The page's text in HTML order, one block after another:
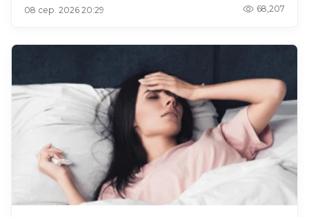
08 сер. 2026 20:29 68,207